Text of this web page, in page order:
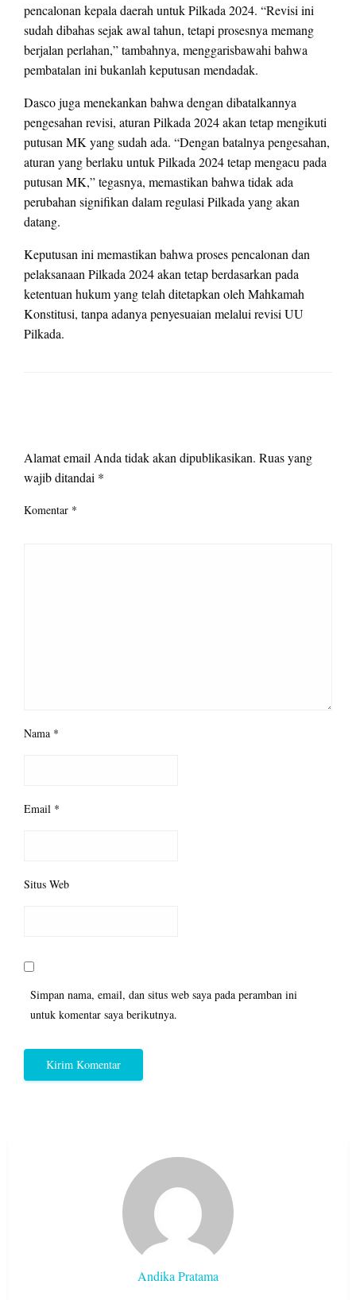
pencalonan kepala daerah untuk Pilkada 2024. “Revisi ini
sudah dibahas sejak awal tahun, tetapi prosesnya memang
berjalan perlahan,” tambahnya, menggarisbawahi bahwa
pembatalan ini bukanlah keputusan mendadak.
Dasco juga menekankan bahwa dengan dibatalkannya
pengesahan revisi, aturan Pilkada 2024 akan tetap mengikuti
putusan MK yang sudah ada. “Dengan batalnya pengesahan,
aturan yang berlaku untuk Pilkada 2024 tetap mengacu pada
putusan MK,” tegasnya, memastikan bahwa tidak ada
perubahan signifikan dalam regulasi Pilkada yang akan
datang.
Keputusan ini memastikan bahwa proses pencalonan dan
pelaksanaan Pilkada 2024 akan tetap berdasarkan pada
ketentuan hukum yang telah ditetapkan oleh Mahkamah
Konstitusi, tanpa adanya penyesuaian melalui revisi UU
Pilkada.
Alamat email Anda tidak akan dipublikasikan. Ruas yang
wajib ditandai *
Komentar *
Nama *
Email *
Situs Web
Simpan nama, email, dan situs web saya pada peramban ini
untuk komentar saya berikutnya.
Andika Pratama